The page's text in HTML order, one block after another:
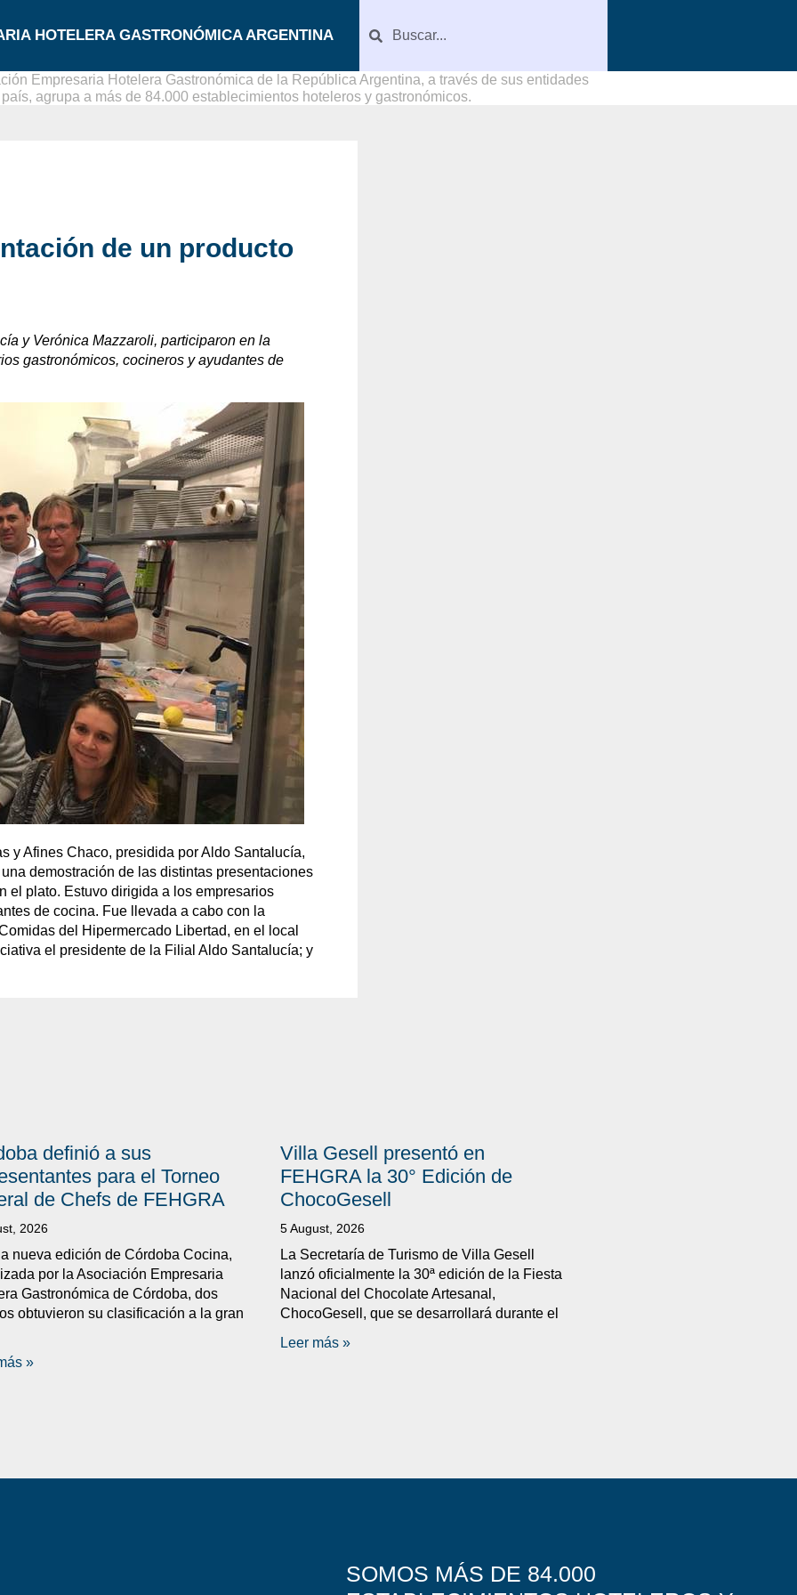
HOTELERA GASTRONÓMICA ARGENTINA
Empresaria Hotelera Gastronómica de la República Argentina, a través de sus entidades
agrupa a más de 84.000 establecimientos hoteleros y gastronómicos.
de un producto
y Verónica Mazzaroli, participaron en la
gastronómicos, cocineros y ayudantes de
y Afines Chaco, presidida por Aldo Santalucía,
demostración de las distintas presentaciones
el plato. Estuvo dirigida a los empresarios
de cocina. Fue llevada a cabo con la
del Hipermercado Libertad, en el local
el presidente de la Filial Aldo Santalucía; y
definió a sus
para el Torneo
de Chefs de FEHGRA
2026
nueva edición de Córdoba Cocina,
por la Asociación Empresaria
Gastronómica de Córdoba, dos
obtuvieron su clasificación a la gran
»
Villa Gesell presentó en
FEHGRA la 30° Edición de
ChocoGesell
5 August, 2026
La Secretaría de Turismo de Villa Gesell
lanzó oficialmente la 30ª edición de la Fiesta
Nacional del Chocolate Artesanal,
ChocoGesell, que se desarrollará durante el
Leer más »
SOMOS MÁS DE 84.000